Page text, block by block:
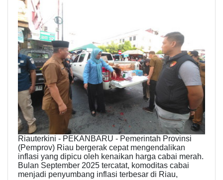
Riauterkini - PEKANBARU - Pemerintah Provinsi
(Pemprov) Riau bergerak cepat mengendalikan
inflasi yang dipicu oleh kenaikan harga cabai merah.
Bulan September 2025 tercatat, komoditas cabai
menjadi penyumbang inflasi terbesar di Riau,